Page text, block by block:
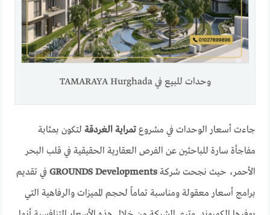
وحدات للبيع في TAMARAYA Hurghada
جاءت أسعار الوحدات في مشروعتمراية الغردقة لتكون بمثابة
مفاجأة سارة للباحثين عن الفرص العقارية الحقيقية في قلب البحر
الأحمر، حيث نجحت شركةGROUNDS Developments في تقديم
برامج أسعار معقولة ومناسبة تماماً لحجم المميزات والرفاهية التي